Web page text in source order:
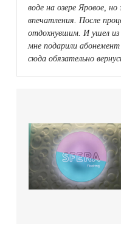
воде на озере Яровое,
впечатления. После
отдохнувшим. И ушел
мне подарили
сюда обязательно